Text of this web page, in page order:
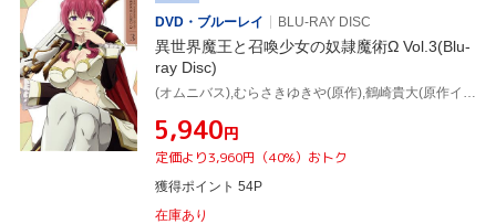
DVD・ブルーレイ
BLU-RAY DISC
異世界魔王と召喚少女の奴隷魔術Ω Vol.3(Blu-
ray Disc)
(オムニバス),むらさきゆきや(原作),鶴崎貴大(原作イラスト),水中雅章(ディアヴロ),芹澤優(シェラ・L・グリーンウッド),和氣あず未(レム・ガレウ),金子志津枝(キャラクターデザイン),加藤裕介(音楽)
¥5,940円
定価より3,960円（40%）おトク
獲得ポイント 54P
在庫あり